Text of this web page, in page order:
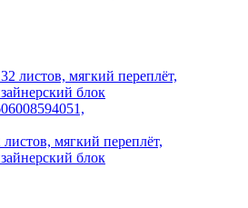
мягкий переплёт,
блок